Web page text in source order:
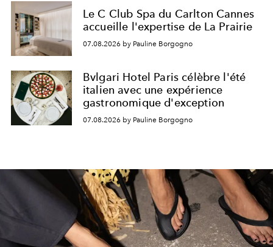
Le C Club Spa du Carlton Cannes
accueille l'expertise de La Prairie
07.08.2026 by Pauline Borgogno
Bvlgari Hotel Paris célèbre l'été
italien avec une expérience
gastronomique d'exception
07.08.2026 by Pauline Borgogno